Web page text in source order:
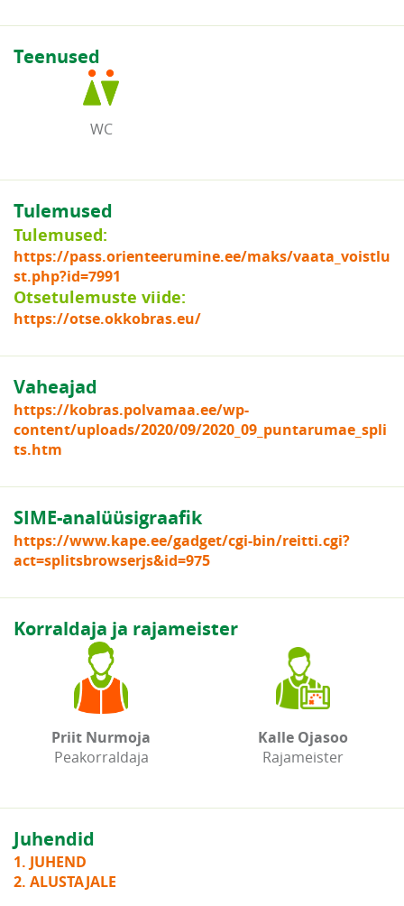
Teenused
WC
Tulemused
Tulemused:
https://pass.orienteerumine.ee/maks/vaata_voistlu
st.php?id=7991
Otsetulemuste viide:
https://otse.okkobras.eu/
Vaheajad
https://kobras.polvamaa.ee/wp-
content/uploads/2020/09/2020_09_puntarumae_spli
ts.htm
SIME-analüüsigraafik
https://www.kape.ee/gadget/cgi-bin/reitti.cgi?
act=splitsbrowserjs&id=975
Korraldaja ja rajameister
Priit Nurmoja
Peakorraldaja
Kalle Ojasoo
Rajameister
Juhendid
1. JUHEND
2. ALUSTAJALE